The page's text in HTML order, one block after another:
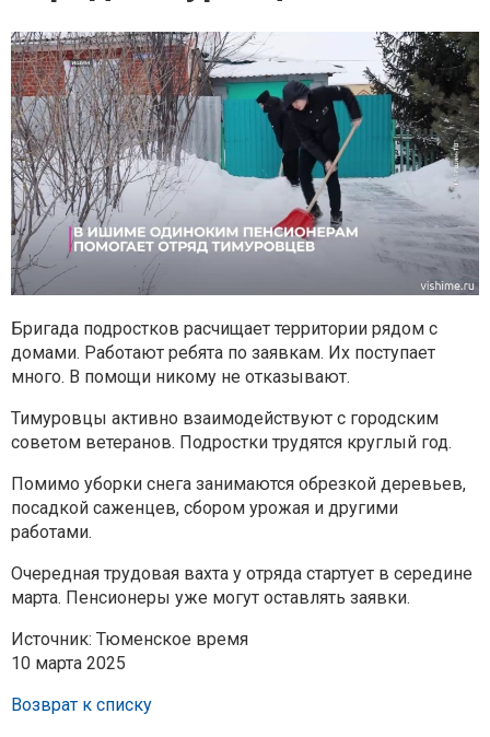
Бригада подростков расчищает территории рядом с
домами. Работают ребята по заявкам. Их поступает
много. В помощи никому не отказывают.
Тимуровцы активно взаимодействуют с городским
советом ветеранов. Подростки трудятся круглый год.
Помимо уборки снега занимаются обрезкой деревьев,
посадкой саженцев, сбором урожая и другими
работами.
Очередная трудовая вахта у отряда стартует в середине
марта. Пенсионеры уже могут оставлять заявки.
Источник: Тюменское время
10 марта 2025
Возврат к списку